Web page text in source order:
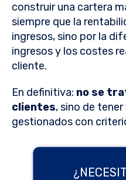
construir una cartera
siempre que la
ingresos, sino por la
ingresos y los costes
cliente.
En definitiva: no se
clientes, sino de tener
gestionados con